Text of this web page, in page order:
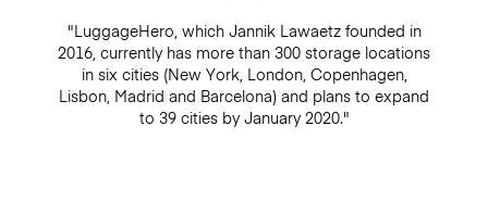
"LuggageHero, which Jannik Lawaetz founded in
2016, currently has more than 300 storage locations
in six cities (New York, London, Copenhagen,
Lisbon, Madrid and Barcelona) and plans to expand
to 39 cities by January 2020."